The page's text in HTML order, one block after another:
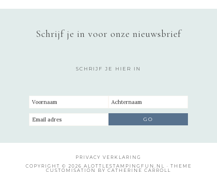
Schrijf je in voor onze nieuwsbrief
SCHRIJF JE HIER IN
PRIVACY VERKLARING
COPYRIGHT © 2026 ALOTTLESTAMPINGFUN.NL · THEME
CUSTOMISATION BY CATHERINE CARROLL